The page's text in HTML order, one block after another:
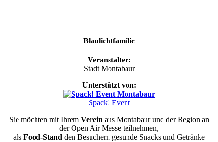
Blaulichtfamilie
Veranstalter:
Stadt Montabaur
Unterstützt von:
Spack! Event
Sie möchten mit Ihrem Verein aus Montabaur und der Region an
der Open Air Messe teilnehmen,
als Food-Stand den Besuchern gesunde Snacks und Getränke